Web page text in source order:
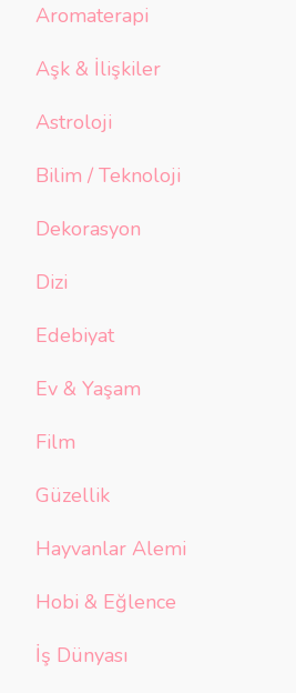
Aromaterapi
Aşk & İlişkiler
Astroloji
Bilim / Teknoloji
Dekorasyon
Dizi
Edebiyat
Ev & Yaşam
Film
Güzellik
Hayvanlar Alemi
Hobi & Eğlence
İş Dünyası